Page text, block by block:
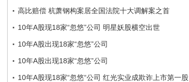
高比赔偿 杭萧钢构案居全国法院十大调解案之首
10年A股现18家“忽悠”公司 明星妖股横空出世
10年A股出现18家“忽悠”公司
10年A股出现18家“忽悠”公司
10年A股现18家“忽悠“公司 红光实业成欺诈上市第一股